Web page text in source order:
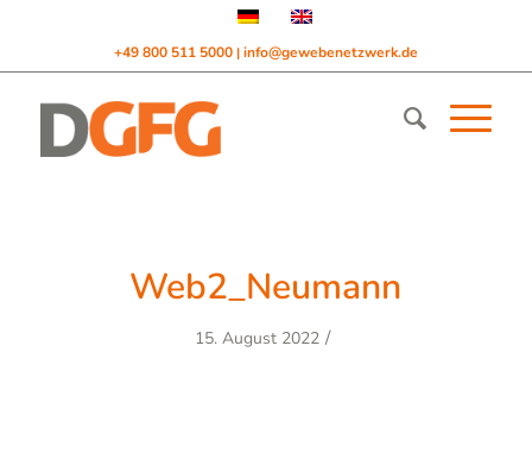
+49 800 511 5000 | info@gewebenetzwerk.de
Web2_Neumann
15. August 2022 /